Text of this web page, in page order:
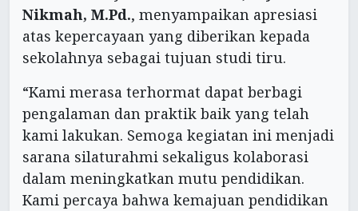
Nikmah, M.Pd., menyampaikan apresiasi
atas kepercayaan yang diberikan kepada
sekolahnya sebagai tujuan studi tiru.
“Kami merasa terhormat dapat berbagi
pengalaman dan praktik baik yang telah
kami lakukan. Semoga kegiatan ini menjadi
sarana silaturahmi sekaligus kolaborasi
dalam meningkatkan mutu pendidikan.
Kami percaya bahwa kemajuan pendidikan